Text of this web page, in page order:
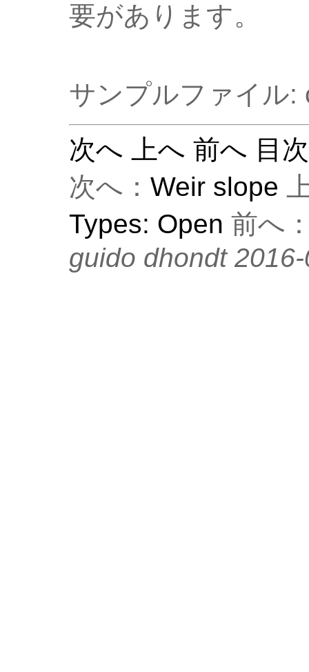
要があります。
サンプルファイル:
次へ
上へ 前へ 目
次へ： Weir slope
Types: Open 前へ
guido dhondt